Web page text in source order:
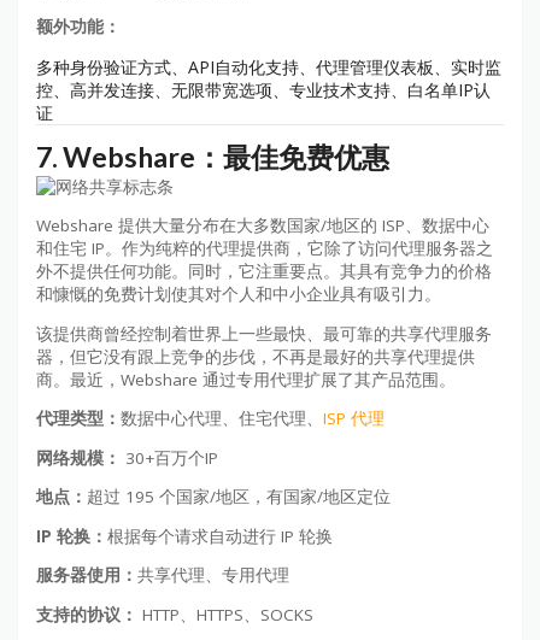
额外功能：
多种身份验证方式、API自动化支持、代理管理仪表板、实时监
控、高并发连接、无限带宽选项、专业技术支持、白名单IP认
证
7. Webshare：最佳免费优惠
Webshare 提供大量分布在大多数国家/地区的 ISP、数据中心
和住宅 IP。作为纯粹的代理提供商，它除了访问代理服务器之
外不提供任何功能。同时，它注重要点。其具有竞争力的价格
和慷慨的免费计划使其对个人和中小企业具有吸引力。
该提供商曾经控制着世界上一些最快、最可靠的共享代理服务
器，但它没有跟上竞争的步伐，不再是最好的共享代理提供
商。最近，Webshare 通过专用代理扩展了其产品范围。
代理类型： 数据中心代理、住宅代理、 ISP 代理
网络规模： 30+百万个IP
地点： 超过 195 个国家/地区，有国家/地区定位
IP 轮换： 根据每个请求自动进行 IP 轮换
服务器使用： 共享代理、专用代理
支持的协议： HTTP、HTTPS、SOCKS